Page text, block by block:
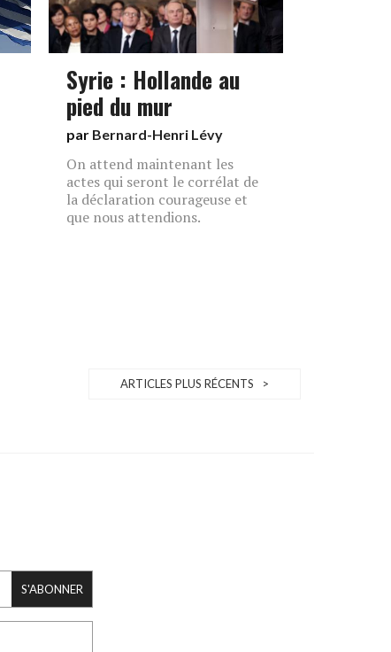
Syrie : Hollande au
pied du mur
par Bernard-Henri Lévy
On attend maintenant les
actes qui seront le corrélat de
la déclaration courageuse et
que nous attendions.
ARTICLES PLUS RÉCENTS >
S'ABONNER